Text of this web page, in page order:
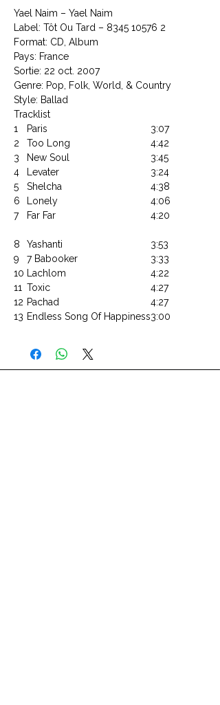
Yael Naim – Yael Naim
Label: Tôt Ou Tard – 8345 10576 2
Format: CD, Album
Pays: France
Sortie: 22 oct. 2007
Genre: Pop, Folk, World, & Country
Style: Ballad
Tracklist
1
Paris
3:07
2
Too Long
4:42
3
New Soul
3:45
4
Levater
3:24
5
Shelcha
4:38
6
Lonely
4:06
7
Far Far 4:20
8 Yashanti
3:53
9
7 Babooker
3:33
10
Lachlom
4:22
11 Toxic
4:27
12 Pachad
4:27
13 Endless Song Of Happiness3:00